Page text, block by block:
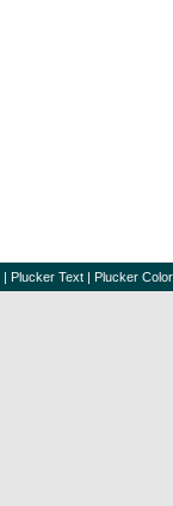
| Plucker Text | Plucker Color